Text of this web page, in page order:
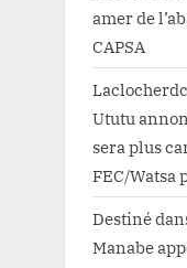
amer de
CAPSA
Laclocherdc
Ututu
sera plus
FEC/Watsa
Destiné
Manabe